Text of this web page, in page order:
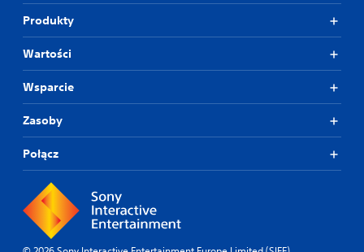
Produkty
Wartości
Wsparcie
Zasoby
Połącz